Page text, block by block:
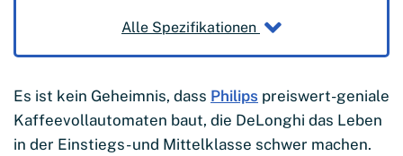
Alle Spezifikationen
Es ist kein Geheimnis, dass Philips preiswert-geniale
Kaffeevollautomaten baut, die DeLonghi das Leben
in der Einstiegs- und Mittelklasse schwer machen.